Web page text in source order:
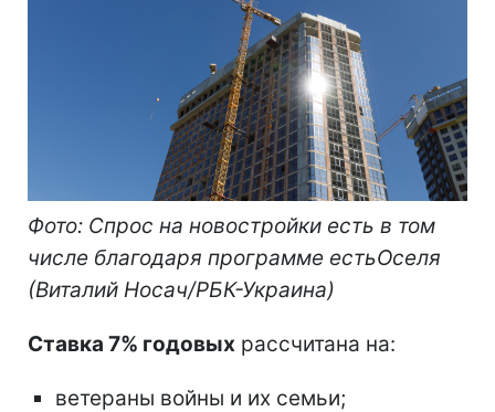
Фото: Спрос на новостройки есть в том
числе благодаря программе естьОселя
(Виталий Носач/РБК-Украина)
Ставка 7% годовых рассчитана на:
ветераны войны и их семьи;